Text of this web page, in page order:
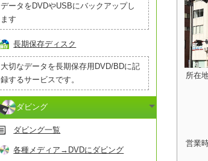
データをDVDやUSBにバックアップし
ます
長期保存ディスク
大切なデータを長期保存用DVD/BDに記
録するサービスです。
ダビング
ダビング一覧
各種メディア→DVDにダビング
所在
営業